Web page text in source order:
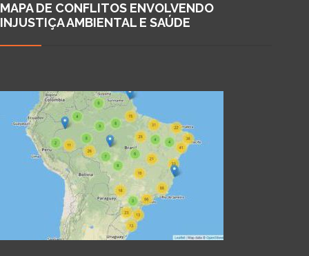
MAPA DE CONFLITOS ENVOLVENDO
INJUSTIÇA AMBIENTAL E SAÚDE